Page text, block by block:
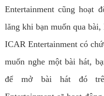
Entertainment cũng hoạt
lăng khi bạn muốn qua
ICAR Entertainment có
muốn nghe một bài hát,
để mở bài hát đó